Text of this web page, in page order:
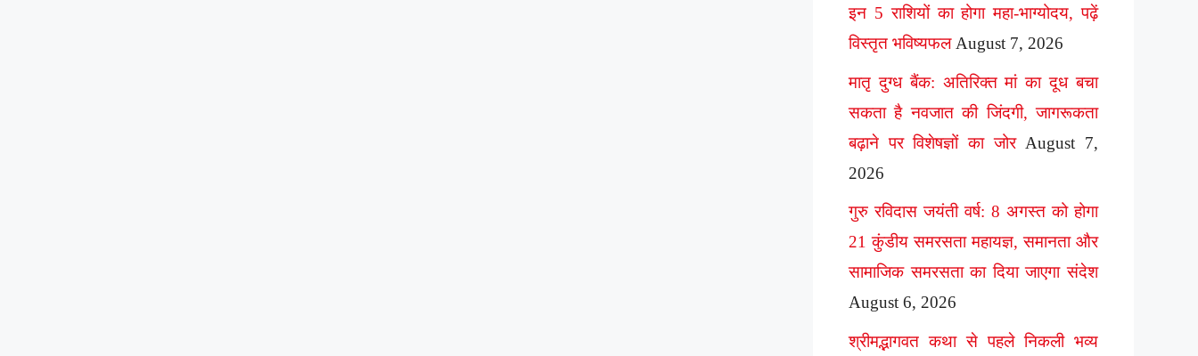
इन 5 राशियों का होगा महा-भाग्योदय, पढ़ें
विस्तृत भविष्यफल August 7, 2026
मातृ दुग्ध बैंक: अतिरिक्त मां का दूध बचा
सकता है नवजात की जिंदगी, जागरूकता
बढ़ाने पर विशेषज्ञों का जोर August 7,
2026
गुरु रविदास जयंती वर्ष: 8 अगस्त को होगा
21 कुंडीय समरसता महायज्ञ, समानता और
सामाजिक समरसता का दिया जाएगा संदेश
August 6, 2026
श्रीमद्भागवत कथा से पहले निकली भव्य